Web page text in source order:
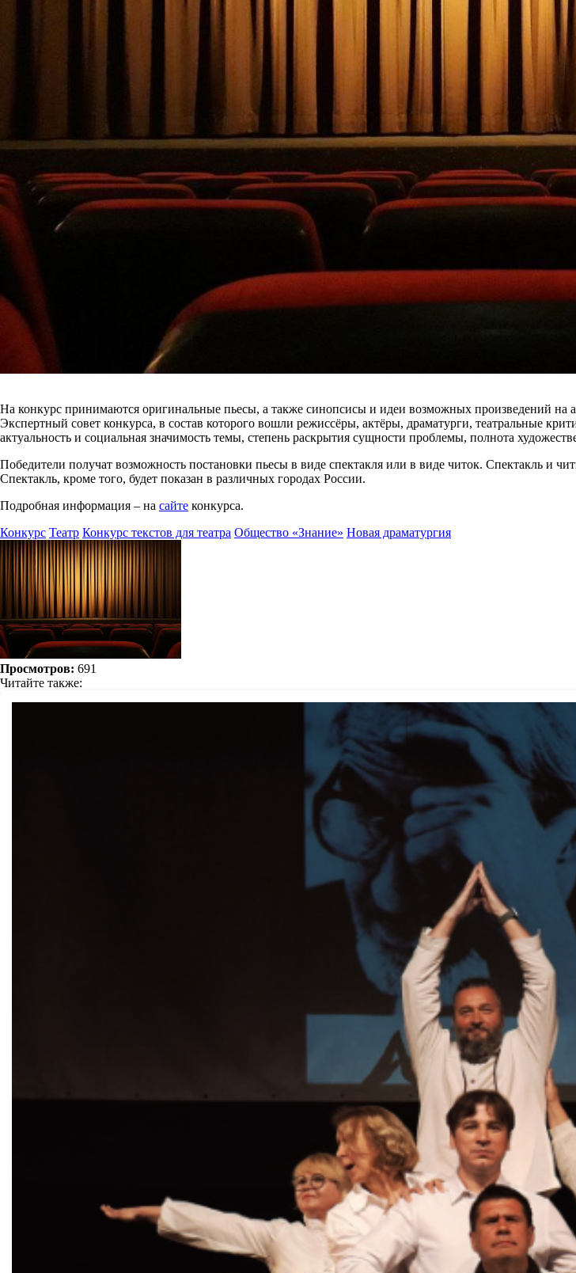
На конкурс принимаются оригинальные пьесы, а также синопсисы и идеи возможных произведений на
Экспертный совет конкурса, в состав которого вошли режиссёры, актёры, драматурги, театральные
актуальность и социальная значимость темы, степень раскрытия сущности проблемы, полнота
Победители получат возможность постановки пьесы в виде спектакля или в виде читок. Спектакль и
Спектакль, кроме того, будет показан в различных городах России.
Подробная информация – на сайте конкурса.
Конкурс Театр Конкурс текстов для театра Общество «Знание» Новая драматургия
Просмотров: 691
Читайте также: